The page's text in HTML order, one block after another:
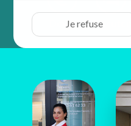
Je refuse
Devis Discuter
Laura
Constant